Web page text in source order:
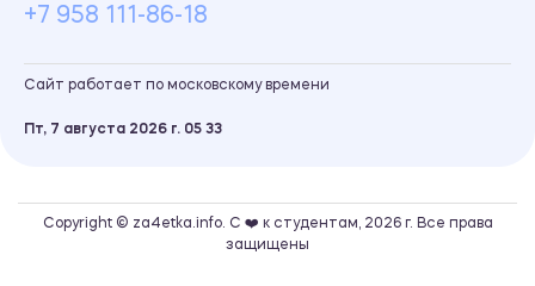
+7 958 111-86-18
Сайт работает по московскому времени
Пт, 7 августа 2026 г. 05 33
Copyright © za4etka.info. С ❤️ к студентам, 2026 г. Все права
защищены